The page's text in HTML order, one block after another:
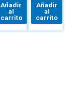
Añadir
al
carrito
Añadir
al
carrito